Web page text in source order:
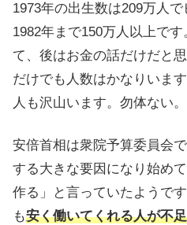
1973年の出生数は209万人で
1982年まで150万人以上で
て、後はお金の話だけだと
だけでも人数はかなりいま
人も沢山います。勿体ない。
安倍首相は衆院予算委員会
する大きな要因になり始め
作る」と言っていたようで
も安く働いてくれる人が不足